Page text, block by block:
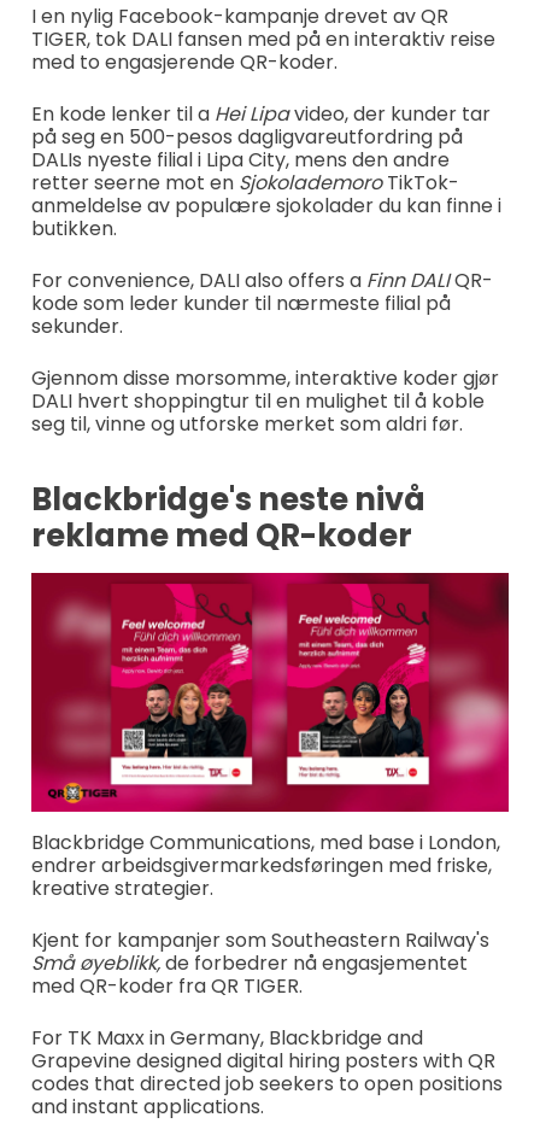
I en nylig Facebook-kampanje drevet av QR
TIGER, tok DALI fansen med på en interaktiv reise
med to engasjerende QR-koder.
En kode lenker til a Hei Lipavideo, der kunder tar
på seg en 500-pesos dagligvareutfordring på
DALIs nyeste filial i Lipa City, mens den andre
retter seerne mot en SjokolademoroTikTok-
anmeldelse av populære sjokolader du kan finne i
butikken.
For convenience, DALI also offers a Finn DALIQR-
kode som leder kunder til nærmeste filial på
sekunder.
Gjennom disse morsomme, interaktive koder gjør
DALI hvert shoppingtur til en mulighet til å koble
seg til, vinne og utforske merket som aldri før.
Blackbridge's neste nivå
reklame med QR-koder
Blackbridge Communications, med base i London,
endrer arbeidsgivermarkedsføringen med friske,
kreative strategier.
Kjent for kampanjer som Southeastern Railway's
Små øyeblikk,de forbedrer nå engasjementet
med QR-koder fra QR TIGER.
For TK Maxx in Germany, Blackbridge and
Grapevine designed digital hiring posters with QR
codes that directed job seekers to open positions
and instant applications.